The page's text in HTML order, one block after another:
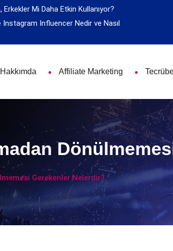
Erkekler Mi Daha Etkin Kullanıyor?
Instagram Influencer Nedir ve Nasıl
Hakkımda Affiliate Marketing
Gerekenler Nelerdir?